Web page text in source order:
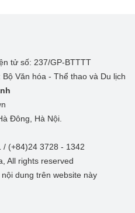
tử số: 237/GP-BTTTT
Văn hóa - Thể thao và Du lịch
Đông, Hà Nội.
(+84)24 3728 - 1342
All rights reserved
dung trên website này